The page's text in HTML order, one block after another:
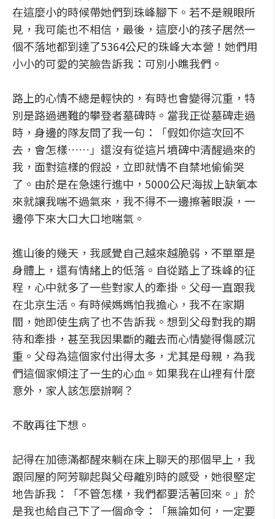
在這麼小的時候帶她們到珠峰腳下。若不是親眼所
見，我可能也不相信，最後，這麼小的孩子居然一
個不落地都到達了5364公尺的珠峰大本營！她們用
小小的可愛的笑臉告訴我：可別小瞧我們。
路上的心情不總是輕快的，有時也會變得沉重，特
別是路過遇難的攀登者墓碑時。當我正從墓碑走過
時，身邊的隊友問了我一句：「假如你這次回不
去，會怎樣……」還沒有從這片墳碑中清醒過來的
我，面對這樣的假設，立即就情不自禁地偷偷哭
了。由於是在急速行進中，5000公尺海拔上缺氧本
來就讓我喘不過氣來，我不得不一邊擦著眼淚，一
邊停下來大口大口地喘氣。
進山後的幾天，我感覺自己越來越脆弱，不單單是
身體上，還有情緒上的低落。自從踏上了珠峰的征
程，心中就多了一些對家人的牽掛。父母一直跟我
在北京生活。有時候媽媽怕我擔心，我不在家期
間，她即使生病了也不告訴我。想到父母對我的期
待和牽掛，甚至我因果斷的離去而心情變得傷感沉
重。父母為這個家付出得太多，尤其是母親，為我
們這個家傾注了一生的心血。如果我在山裡有什麼
意外，家人該怎麼辦啊？
不敢再往下想。
記得在加德滿都醒來躺在床上聊天的那個早上，我
跟同屋的阿芳聊起與父母離別時的感受，她很堅定
地告訴我：「不管怎樣，我們都要活著回來。」於
是我也給自己下了一個命令：「無論如何，一定要